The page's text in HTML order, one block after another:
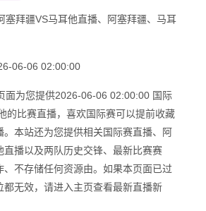
塞拜疆VS马耳他直播、阿塞拜疆、马耳
06-06 02:00:00
面为您提供2026-06-06 02:00:00 国际
的比赛直播，喜欢国际赛可以提前收藏
。本站还为您提供相关国际赛直播、阿
直播以及两队历史交锋、最新比赛赛
、不存储任何资源由。如果本页面已过
都无效，请进入主页查看最新直播新